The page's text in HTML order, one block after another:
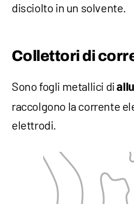
disciolto in un solvente.
Collettori di
Sono fogli metallici di
raccolgono la corrente
elettrodi.